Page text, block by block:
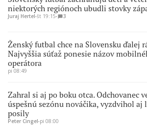
niektorých regiónoch ubudli stovky
Juraj Hertel∙št 19:15∙ 3
Ženský futbal chce na Slovensku ďalej
Najvyššia súťaž ponesie názov
operátora
pi 08:49
Zahral si aj po boku otca. Odchovanec
úspešnú sezónu nováčika, vyzdvihol aj
posily
Peter Cingel∙pi 08:00